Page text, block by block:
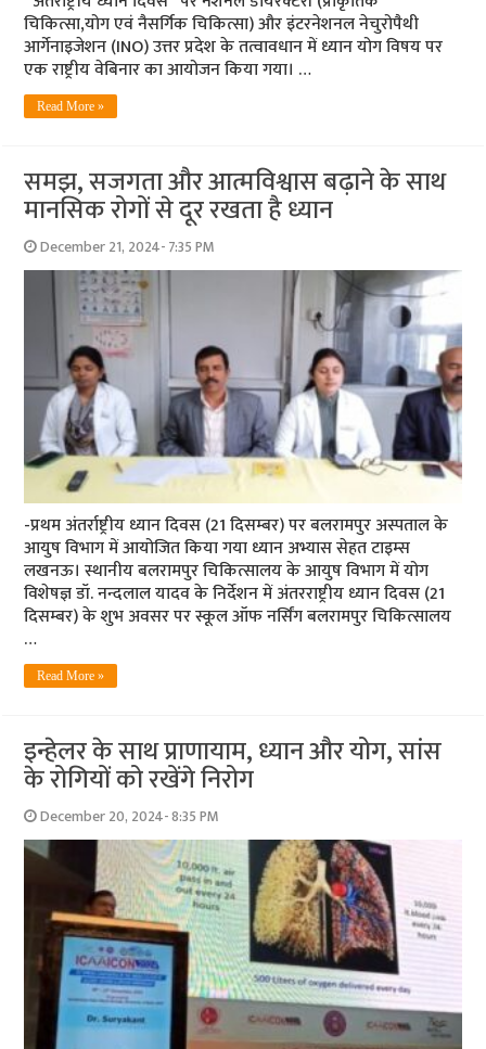
चिकित्सा,योग एवं नैसर्गिक चिकित्सा) और इंटरनेशनल नेचुरोपैथी
आर्गेनाइजेशन (INO) उत्तर प्रदेश के तत्वावधान में ध्यान योग विषय पर
एक राष्ट्रीय वेबिनार का आयोजन किया गया। …
Read More »
समझ, सजगता और आत्मविश्वास बढ़ाने के साथ
मानसिक रोगों से दूर रखता है ध्यान
December 21, 2024- 7:35 PM
-प्रथम अंतर्राष्ट्रीय ध्यान दिवस (21 दिसम्बर) पर बलरामपुर अस्पताल के
आयुष विभाग में आयोजित किया गया ध्यान अभ्यास सेहत टाइम्स
लखनऊ। स्थानीय बलरामपुर चिकित्सालय के आयुष विभाग में योग
विशेषज्ञ डॉ. नन्दलाल यादव के निर्देशन में अंतरराष्ट्रीय ध्यान दिवस (21
दिसम्बर) के शुभ अवसर पर स्कूल ऑफ नर्सिंग बलरामपुर चिकित्सालय
…
Read More »
इन्हेलर के साथ प्राणायाम, ध्यान और योग, सांस
के रोगियों को रखेंगे निरोग
December 20, 2024- 8:35 PM